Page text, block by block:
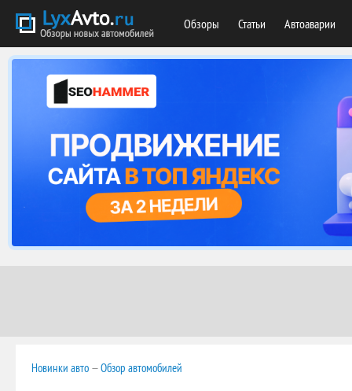
Обзоры Статьи Автоаварии
Новинки авто —Обзор автомобилей